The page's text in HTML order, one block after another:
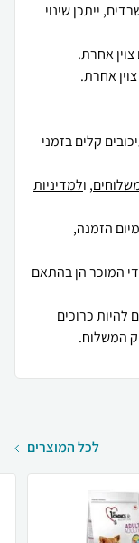
ייתכן שינוי
אחרת.
קלים בזמני
, ולמדיניות
המוכר הן בהתאם
להיות כרוכים
המשלוח.
לכל המוצרים